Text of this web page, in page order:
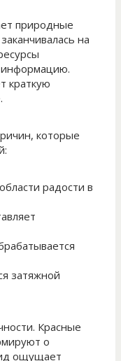
природные
на
информацию.
краткую
которые
радости в
затяжной
Красные
о
ощущает